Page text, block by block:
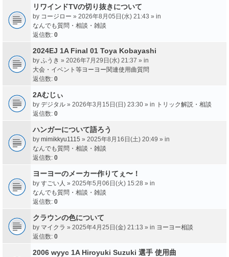
リワインドTVの切り抜きについて
by コージロー » 2026年8月05日(水) 21:43 » in
なんでも質問・相談・雑談
返信数: 0
2024EJ 1A Final 01 Toya Kobayashi
by ふうき » 2026年7月29日(水) 21:37 » in
大会・イベント等ヨーヨー関連使用曲質問
返信数: 0
2Aむじぃ
by デジタル » 2026年3月15日(日) 23:30 » in トリック解説・相談
返信数: 0
ハンガーについて語ろう
by mimikkyu1115 » 2025年8月16日(土) 20:49 » in
なんでも質問・相談・雑談
返信数: 0
ヨーヨーのメーカー作りてぇ〜！
by すごい人 » 2025年5月06日(火) 15:28 » in
なんでも質問・相談・雑談
返信数: 0
クラウンの色について
by マイクラ » 2025年4月25日(金) 21:13 » in ヨーヨー相談
返信数: 0
2006 wyyc 1A Hiroyuki Suzuki 選手 使用曲